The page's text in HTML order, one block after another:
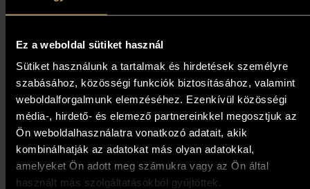
Ez a weboldal sütiket használ
Sütiket használunk a tartalmak és hirdetések személyre
szabásához, közösségi funkciók biztosításához, valamint
weboldalforgalmunk elemzéséhez. Ezenkívül közösségi
média-, hirdető- és elemező partnereinkkel megosztjuk az
Ön weboldalhasználatra vonatkozó adatait, akik
kombinálhatják az adatokat más olyan adatokkal,
amelyeket Ön adott meg számukra vagy az Ön által
használt más szolgáltatásokból gyűjtöttek.
Kokas Ignác - Fémlő ég a
romos major felett (50x70
cm)
573 000Ft